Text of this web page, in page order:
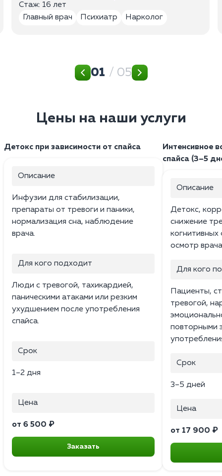
Стаж: 16 лет
Главный врач
Психиатр Нарколог
01 / 05
Цены на наши услуги
Детокс при зависимости от спайса
Описание
Инфузии для стабилизации,
препараты от тревоги и паники,
нормализация сна, наблюдение
врача.
Для кого подходит
Люди с тревогой, тахикардией,
паническими атаками или резким
ухудшением после употребления
спайса.
Срок
1–2 дня
Цена
от 6 500 ₽
Заказать
Интенсивное
спайса (3–5
Описание
Детокс,
снижение
осмотр
Для кого
Пациенты,
тревогой,
повторными
Срок
3–5 дней
Цена
от 17 900 ₽